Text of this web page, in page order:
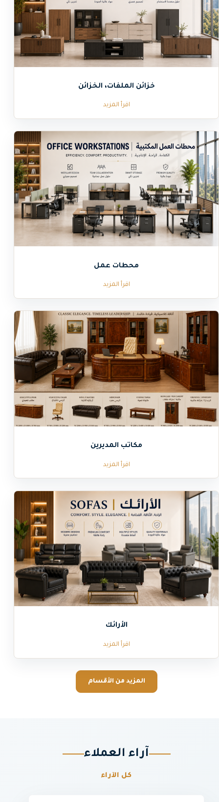
خزائن الملفات، الخزائن
اقرأ المزيد
محطات عمل
اقرأ المزيد
مكاتب المديرين
اقرأ المزيد
الأرائك
اقرأ المزيد
المزيد من الأقسام
آراء العملاء
كل الآراء